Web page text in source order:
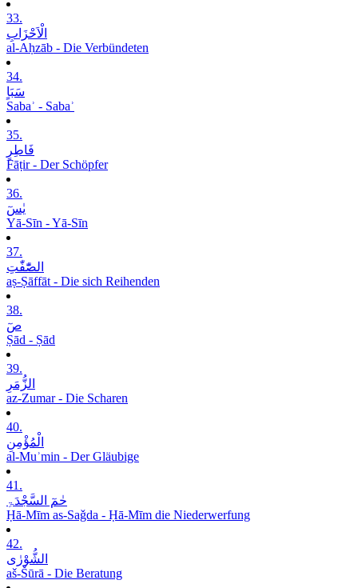
33.
الْاَحْزَابِ
al-Aḥzāb - Die Verbündeten
34.
سَبَاٍ
Sabaʾ - Sabaʾ
35.
فَاطِرٍ
Fāṭir - Der Schöpfer
36.
یٰسٓ
Yā-Sīn - Yā-Sīn
37.
الصّٰٓفّٰتِ
aṣ-Ṣāffāt - Die sich Reihenden
38.
صٓ
Ṣād - Ṣād
39.
الزُّمَرِ
az-Zumar - Die Scharen
40.
الْمُؤْمِنِ
al-Muʾmin - Der Gläubige
41.
حٰمٓ السَّجْدَۃِ
Ḥā-Mīm as-Saǧda - Ḥā-Mīm die Niederwerfung
42.
الشُّوْرٰی
aš-Šūrā - Die Beratung